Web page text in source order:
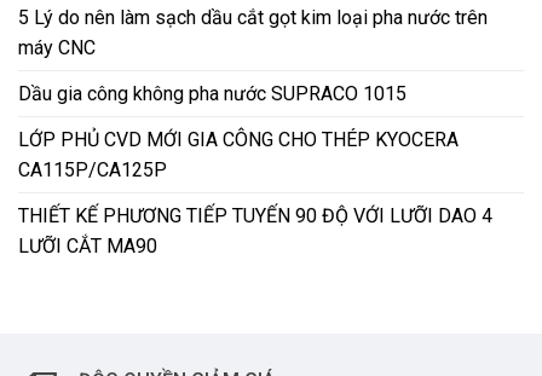
5 Lý do nên làm sạch dầu cắt gọt kim loại pha nước trên
máy CNC
Dầu gia công không pha nước SUPRACO 1015
LỚP PHỦ CVD MỚI GIA CÔNG CHO THÉP KYOCERA
CA115P/CA125P
THIẾT KẾ PHƯƠNG TIẾP TUYẾN 90 ĐỘ VỚI LƯỠI DAO 4
LƯỠI CẮT MA90